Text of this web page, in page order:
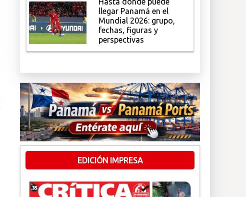
llegar Panamá en el
Mundial 2026: grupo,
fechas, figuras y
perspectivas
EDICIÓN IMPRESA